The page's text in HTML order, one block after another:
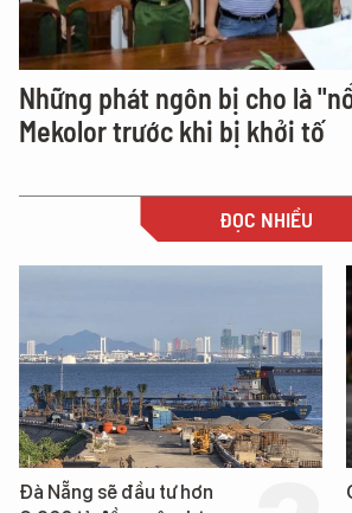
Những phát ngôn bị cho là
Mekolor trước khi bị khởi tố
ĐỌC NHIỀU
Cảnh sát diễn tập đấu